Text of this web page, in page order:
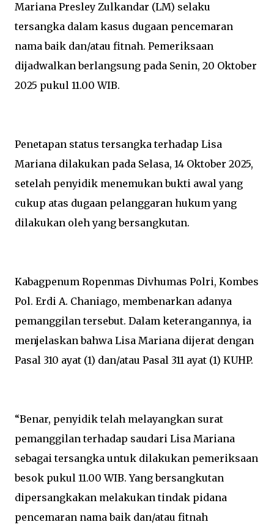
Mariana Presley Zulkandar (LM) selaku
tersangka dalam kasus dugaan pencemaran
nama baik dan/atau fitnah. Pemeriksaan
dijadwalkan berlangsung pada Senin, 20 Oktober
2025 pukul 11.00 WIB.
Penetapan status tersangka terhadap Lisa
Mariana dilakukan pada Selasa, 14 Oktober 2025,
setelah penyidik menemukan bukti awal yang
cukup atas dugaan pelanggaran hukum yang
dilakukan oleh yang bersangkutan.
Kabagpenum Ropenmas Divhumas Polri, Kombes
Pol. Erdi A. Chaniago, membenarkan adanya
pemanggilan tersebut. Dalam keterangannya, ia
menjelaskan bahwa Lisa Mariana dijerat dengan
Pasal 310 ayat (1) dan/atau Pasal 311 ayat (1) KUHP.
“Benar, penyidik telah melayangkan surat
pemanggilan terhadap saudari Lisa Mariana
sebagai tersangka untuk dilakukan pemeriksaan
besok pukul 11.00 WIB. Yang bersangkutan
dipersangkakan melakukan tindak pidana
pencemaran nama baik dan/atau fitnah